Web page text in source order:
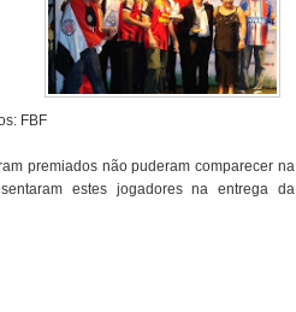
FBF
premiados não puderam comparecer na
estes jogadores na entrega da